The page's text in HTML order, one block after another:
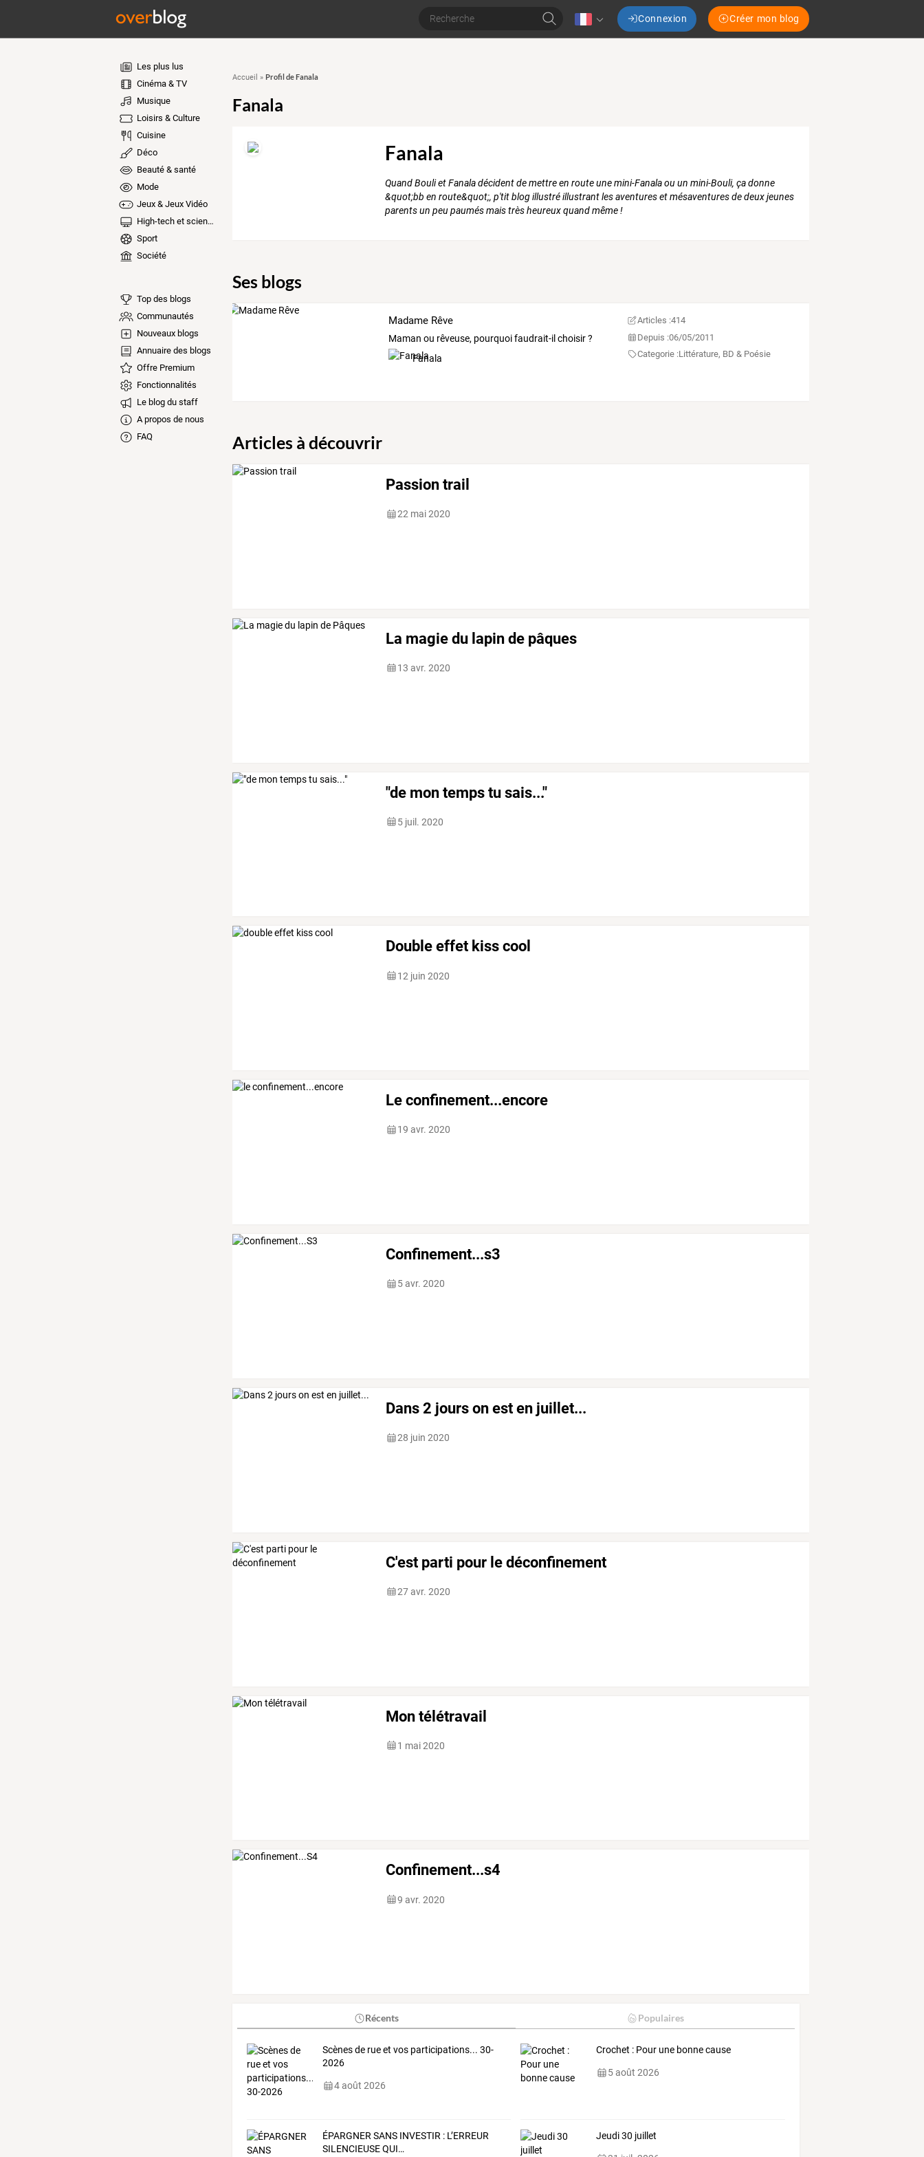
Connexion Créer mon blog
Les plus lus
Cinéma & TV
Musique
Loisirs & Culture
Cuisine
Déco
Beauté & santé
Mode
Jeux & Jeux Vidéo
High-tech et sciences
Sport
Société
Top des blogs
Communautés
Nouveaux blogs
Annuaire des blogs
Offre Premium
Fonctionnalités
Le blog du staff
A propos de nous
FAQ
Accueil » Profil de Fanala
Fanala
Fanala
Quand Bouli et Fanala décident de mettre en route une mini-Fanala ou un mini-Bouli, ça donne
&quot;bb en route&quot;, p'tit blog illustré illustrant les aventures et mésaventures de deux jeunes
parents un peu paumés mais très heureux quand même !
Ses blogs
Madame Rêve
Maman ou rêveuse, pourquoi faudrait-il choisir ?
Fanala
Articles :414
Depuis :06/05/2011
Categorie :Littérature, BD & Poésie
Articles à découvrir
Passion trail
22 mai 2020
La magie du lapin de pâques
13 avr. 2020
"de mon temps tu sais..."
5 juil. 2020
Double effet kiss cool
12 juin 2020
Le confinement...encore
19 avr. 2020
Confinement...s3
5 avr. 2020
Dans 2 jours on est en juillet...
28 juin 2020
C'est parti pour le déconfinement
27 avr. 2020
Mon télétravail
1 mai 2020
Confinement...s4
9 avr. 2020
Récents Populaires
Scènes de rue et vos participations... 30-
2026
4 août 2026
Crochet : Pour une bonne cause
5 août 2026
ÉPARGNERSANSINVESTIR:L’ERREUR
SILENCIEUSEQUI…
Jeudi 30 juillet